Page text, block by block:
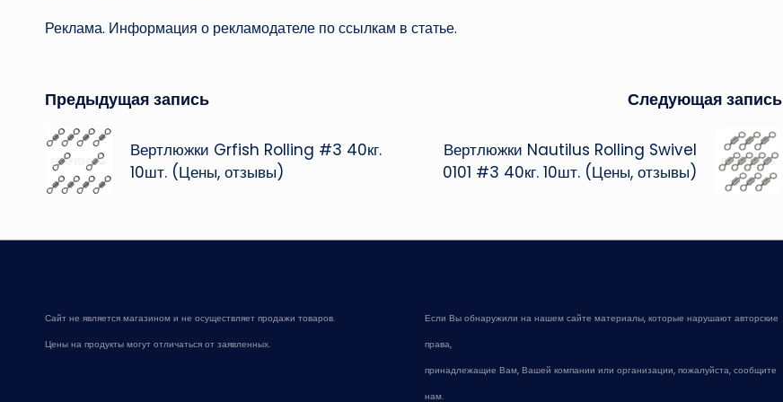
Реклама. Информация о рекламодателе по ссылкам в статье.
Навигация
записи
Предыдущая запись
Вертлюжки Grfish Rolling #3 40кг.
10шт. (Цены, отзывы)
Следующая запись
Вертлюжки Nautilus Rolling Swivel
0101 #3 40кг. 10шт. (Цены, отзывы)
Сайт не является магазином и не осуществляет продажи товаров.
Цены на продукты могут отличаться от заявленных.
Если Вы обнаружили на нашем сайте материалы, которые нарушают авторские
права,
принадлежащие Вам, Вашей компании или организации, пожалуйста, сообщите
нам.